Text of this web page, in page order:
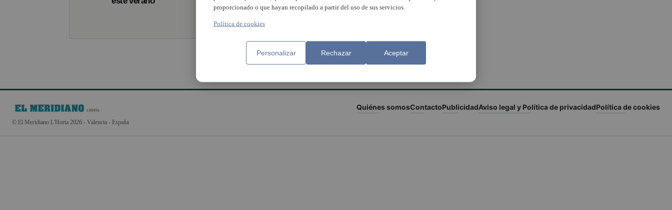
© El Meridiano L'Horta 2026 - Valencia - España
Quiénes somosContactoPublicidadAviso legal y Política de privacidadPolítica de cookies
proporcionado o que hayan recopilado a partir del uso de sus servicios.
Política de cookies
Personalizar Rechazar Aceptar